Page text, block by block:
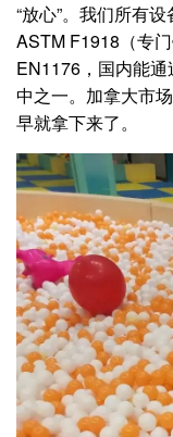
“放心”。我们所有
ASTM F1918（专
EN1176，国内能
中之一。加拿大市
早就拿下来了。